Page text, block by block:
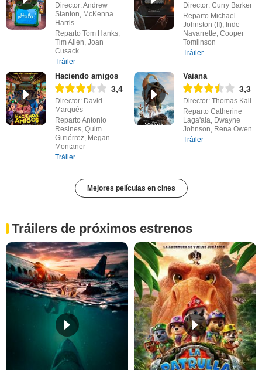
Director: Andrew
Stanton, McKenna
Harris
Reparto Tom Hanks,
Tim Allen, Joan
Cusack
Tráiler
Director: Curry Barker
Reparto Michael
Johnston (II), Inde
Navarrette, Cooper
Tomlinson
Tráiler
Haciendo amigos
3,4
Director: David
Marqués
Reparto Antonio
Resines, Quim
Gutiérrez, Megan
Montaner
Tráiler
Vaiana
3,3
Director: Thomas Kail
Reparto Catherine
Laga'aia, Dwayne
Johnson, Rena Owen
Tráiler
Mejores películas en cines
Tráilers de próximos estrenos